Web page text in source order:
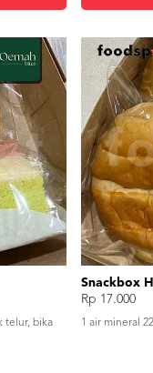
telur, bika
Snackbox H
Rp 17.000
1 air mineral